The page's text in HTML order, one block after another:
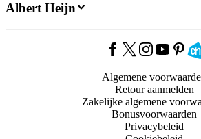
Albert Heijn
Algemene
Retour aanmelden
Zakelijke algemene
Bonusvoorwaarden
Privacybeleid